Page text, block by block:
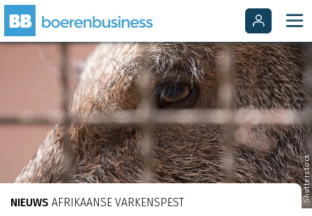
Shutterstock
NIEUWS AFRIKAANSE VARKENSPEST